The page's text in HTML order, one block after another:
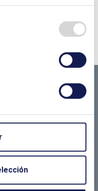
CONTACTO CON
SI
EL SIGUIENTE